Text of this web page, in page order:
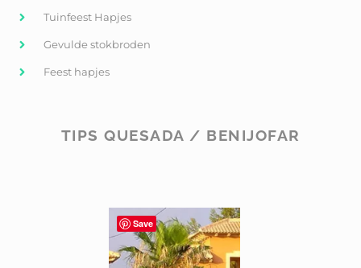
Tuinfeest Hapjes
Gevulde stokbroden
Feest hapjes
TIPS QUESADA / BENIJOFAR
Save